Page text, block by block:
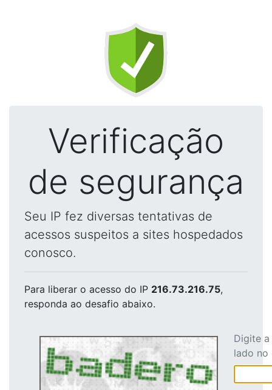
Verificação
de segurança
Seu IP fez diversas tentativas de
acessos suspeitos a sites hospedados
conosco.
Para liberar o acesso do IP 216.73.216.75,
responda ao desafio abaixo.
Digite
lado no